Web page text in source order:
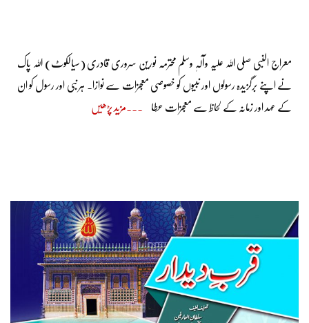
معراج النبی صلی اللہ علیہ وآلہٖ وسلم محترمہ نورین سروری قادری (سیالکوٹ) اللہ پاک
نے اپنے برگزیدہ رسولوں اور نبیوں کو خصوصی معجزات سے نوازا۔ ہر نبی اور رسول کو ان
کے عہد اور زمانہ کے لحاظ سے معجزات عطا مزید پڑھیں